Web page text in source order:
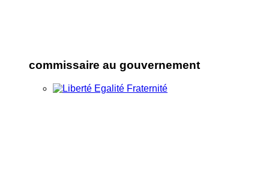
commissaire au gouvernement